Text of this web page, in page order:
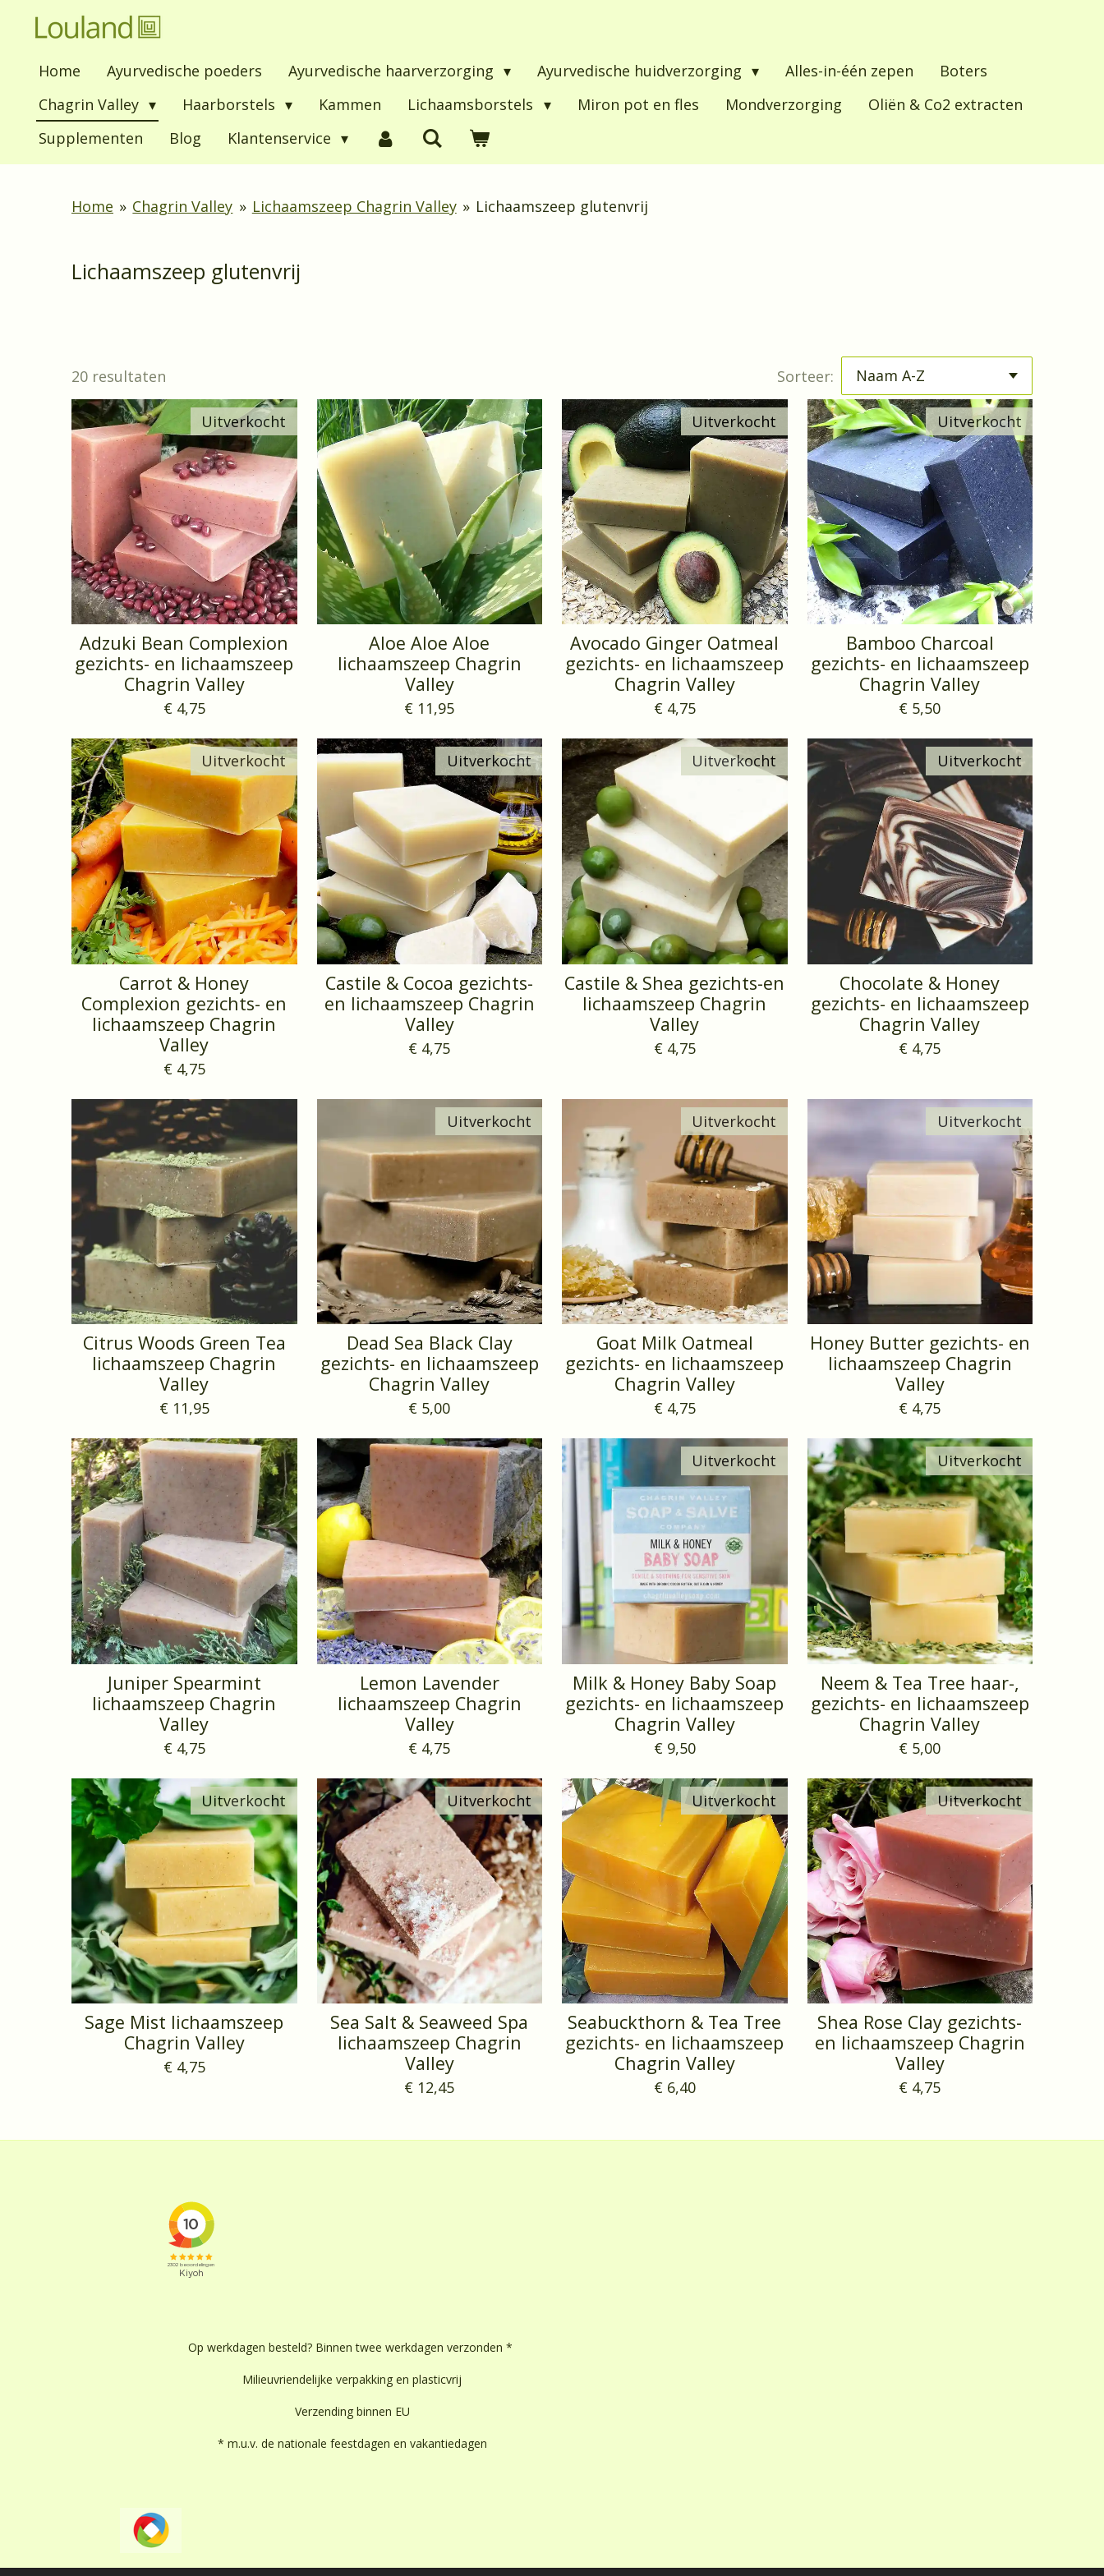
hoofdinhoud
Home Ayurvedische poeders Ayurvedische haarverzorging Ayurvedische huidverzorging Alles-in-één zepen
Boters
Chagrin Valley
Haarborstels Kammen Lichaamsborstels Miron pot en fles Mondverzorging
Oliën & Co2 extracten
Supplementen
Blog Klantenservice
Home » Chagrin Valley » Lichaamszeep Chagrin Valley » Lichaamszeep glutenvrij
Lichaamszeep glutenvrij
20 resultaten Sorteer:
Uitverkocht
Adzuki Bean Complexion
gezichts- en lichaamszeep
Chagrin Valley
€ 4,75
Aloe Aloe Aloe
lichaamszeep Chagrin
Valley
€ 11,95
Uitverkocht
Avocado Ginger Oatmeal
gezichts- en lichaamszeep
Chagrin Valley
€ 4,75
Uitverkocht
Bamboo Charcoal
gezichts- en lichaamszeep
Chagrin Valley
€ 5,50
Uitverkocht
Carrot & Honey
Complexion gezichts- en
lichaamszeep Chagrin
Valley
€ 4,75
Uitverkocht
Castile & Cocoa gezichts-
en lichaamszeep Chagrin
Valley
€ 4,75
Uitverkocht
Castile & Shea gezichts-en
lichaamszeep Chagrin
Valley
€ 4,75
Uitverkocht
Chocolate & Honey
gezichts- en lichaamszeep
Chagrin Valley
€ 4,75
Citrus Woods Green Tea
lichaamszeep Chagrin
Valley
€ 11,95
Uitverkocht
Dead Sea Black Clay
gezichts- en lichaamszeep
Chagrin Valley
€ 5,00
Uitverkocht
Goat Milk Oatmeal
gezichts- en lichaamszeep
Chagrin Valley
€ 4,75
Uitverkocht
Honey Butter gezichts- en
lichaamszeep Chagrin
Valley
€ 4,75
Juniper Spearmint
lichaamszeep Chagrin
Valley
€ 4,75
Lemon Lavender
lichaamszeep Chagrin
Valley
€ 4,75
Uitverkocht
Milk & Honey Baby Soap
gezichts- en lichaamszeep
Chagrin Valley
€ 9,50
Uitverkocht
Neem & Tea Tree haar-,
gezichts- en lichaamszeep
Chagrin Valley
€ 5,00
Uitverkocht
Sage Mist lichaamszeep
Chagrin Valley
€ 4,75
Uitverkocht
Sea Salt & Seaweed Spa
lichaamszeep Chagrin
Valley
€ 12,45
Uitverkocht
Seabuckthorn & Tea Tree
gezichts- en lichaamszeep
Chagrin Valley
€ 6,40
Uitverkocht
Shea Rose Clay gezichts-
en lichaamszeep Chagrin
Valley
€ 4,75
Op werkdagen besteld? Binnen twee werkdagen verzonden *
Milieuvriendelijke verpakking en plasticvrij
Verzending binnen EU
* m.u.v. de nationale feestdagen en vakantiedagen